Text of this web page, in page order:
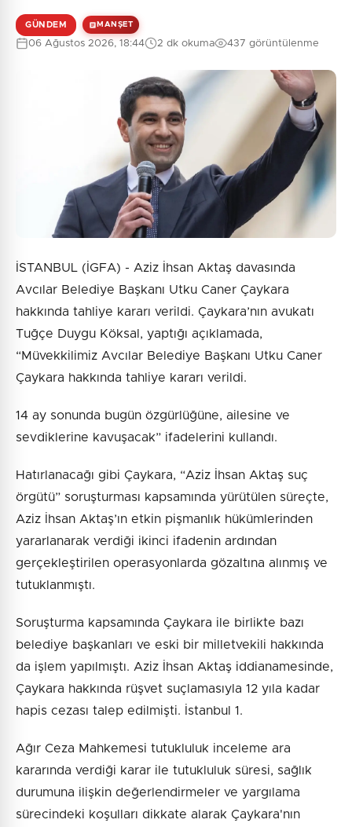
GÜNDEM MANŞET
06 Ağustos 2026, 18:44 2 dk okuma 437 görüntülenme
İSTANBUL (İGFA) - Aziz İhsan Aktaş davasında
Avcılar Belediye Başkanı Utku Caner Çaykara
hakkında tahliye kararı verildi. Çaykara’nın avukatı
Tuğçe Duygu Köksal, yaptığı açıklamada,
“Müvekkilimiz Avcılar Belediye Başkanı Utku Caner
Çaykara hakkında tahliye kararı verildi.
14 ay sonunda bugün özgürlüğüne, ailesine ve
sevdiklerine kavuşacak” ifadelerini kullandı.
Hatırlanacağı gibi Çaykara, “Aziz İhsan Aktaş suç
örgütü” soruşturması kapsamında yürütülen süreçte,
Aziz İhsan Aktaş’ın etkin pişmanlık hükümlerinden
yararlanarak verdiği ikinci ifadenin ardından
gerçekleştirilen operasyonlarda gözaltına alınmış ve
tutuklanmıştı.
Soruşturma kapsamında Çaykara ile birlikte bazı
belediye başkanları ve eski bir milletvekili hakkında
da işlem yapılmıştı. Aziz İhsan Aktaş iddianamesinde,
Çaykara hakkında rüşvet suçlamasıyla 12 yıla kadar
hapis cezası talep edilmişti. İstanbul 1.
Ağır Ceza Mahkemesi tutukluluk inceleme ara
kararında verdiği karar ile tutukluluk süresi, sağlık
durumuna ilişkin değerlendirmeler ve yargılama
sürecindeki koşulları dikkate alarak Çaykara'nın